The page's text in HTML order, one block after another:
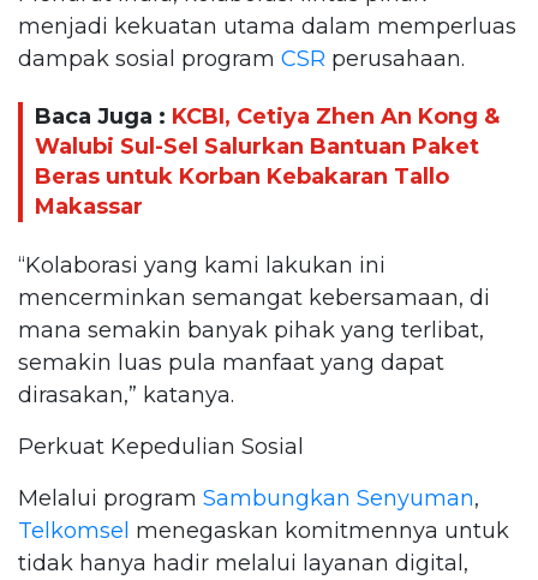
menjadi kekuatan utama dalam memperluas
dampak sosial program CSR perusahaan.
Baca Juga : KCBI, Cetiya Zhen An Kong &
Walubi Sul-Sel Salurkan Bantuan Paket
Beras untuk Korban Kebakaran Tallo
Makassar
“Kolaborasi yang kami lakukan ini
mencerminkan semangat kebersamaan, di
mana semakin banyak pihak yang terlibat,
semakin luas pula manfaat yang dapat
dirasakan,” katanya.
Perkuat Kepedulian Sosial
Melalui program Sambungkan Senyuman,
Telkomsel menegaskan komitmennya untuk
tidak hanya hadir melalui layanan digital,